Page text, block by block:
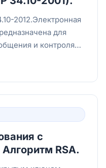
2012.Электронная
для
и контроля
с
RSA.